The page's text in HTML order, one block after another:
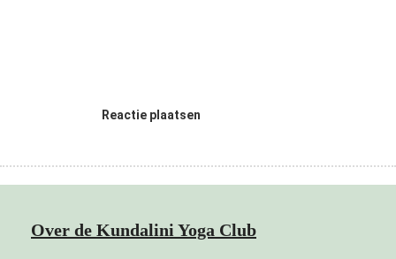
Reactie plaatsen
Over de Kundalini Yoga Club